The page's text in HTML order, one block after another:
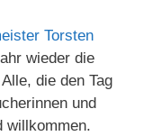
Torsten
wieder die
die den Tag
und
willkommen.